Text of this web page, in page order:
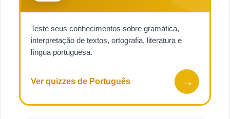
Teste seus conhecimentos sobre gramática,
interpretação de textos, ortografia, literatura e
língua portuguesa.
Ver quizzes de Português →